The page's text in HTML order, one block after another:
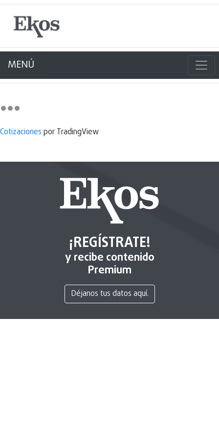
MENÚ
Cotizaciones por TradingView
¡REGÍSTRATE!
y recibe contenido
Premium
Déjanos tus datos aquí.